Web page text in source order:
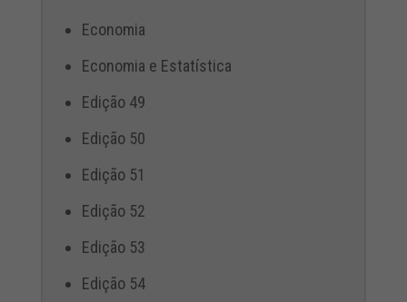
Economia
Economia e Estatística
Edição 49
Edição 50
Edição 51
Edição 52
Edição 53
Edição 54